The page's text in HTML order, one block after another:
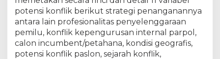
potensi konflik berikut strategi penanganannya
antara lain profesionalitas penyelenggaraan
pemilu, konflik kepengurusan internal parpol,
calon incumbent/petahana, kondisi geografis,
potensi konflik paslon, sejarah konflik,